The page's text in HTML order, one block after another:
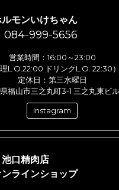
モンいけちゃん
084-999-5656
営業時間：16:00～23:00
理L.O.22:00 ドリンクL.O. 22:30）
定休日：第三水曜日
福山市三之丸町3-1 三之丸東ビル
Instagram
池口精肉店
ラインショップ